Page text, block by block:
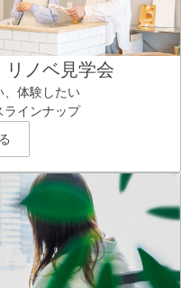
リノベ見学会
、体験したい
ラインナップ